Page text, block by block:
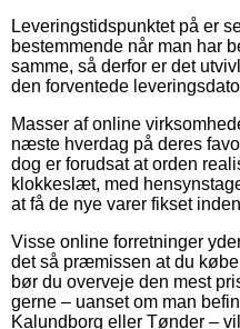
Leveringstidspunktet på er
bestemmende når man har
samme, så derfor er det
den forventede
Masser af online
næste hverdag på deres
dog er forudsat at orden
klokkeslæt, med
at få de nye varer fikset
Visse online forretninger
det så præmissen at du
bør du overveje den mest
gerne – uanset om man
Kalundborg eller Tønder –